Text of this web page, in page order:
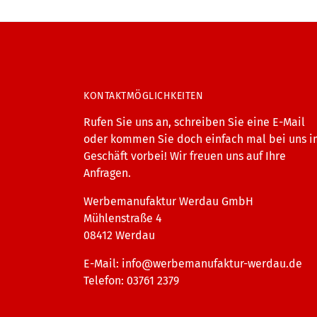
KONTAKTMÖGLICHKEITEN
Rufen Sie uns an, schreiben Sie eine E-Mail
oder kommen Sie doch einfach mal bei uns
Geschäft vorbei! Wir freuen uns auf Ihre
Anfragen.
Werbemanufaktur Werdau GmbH
Mühlenstraße 4
08412 Werdau
E-Mail: info@werbemanufaktur-werdau.de
Telefon: 03761 2379